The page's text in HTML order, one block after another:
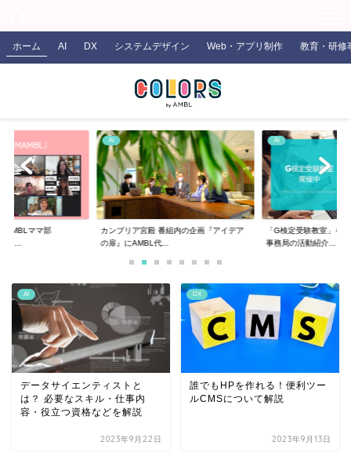
ホーム AI DX システムデザイン Web・アプリ制作 教育・研修
AMBLママ部
ま...
AI
カンブリア宮殿 番組内の企画『アイデア
の扉』にAMBL代...
AI
「G検定受験教室」を
事務局の活動紹介...
AI
データサイエンティストと
は？ 必要なスキル・仕事内
容・役立つ資格などを解説
2023年9月22日
DX
誰でもHPを作れる！便利ツー
ルCMSについて解説
2023年9月13日